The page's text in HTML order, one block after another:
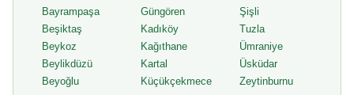
Bayrampaşa
Beşiktaş
Beykoz
Beylikdüzü
Beyoğlu
Güngören
Kadıköy
Kağıthane
Kartal
Küçükçekmece
Şişli
Tuzla
Ümraniye
Üsküdar
Zeytinburnu